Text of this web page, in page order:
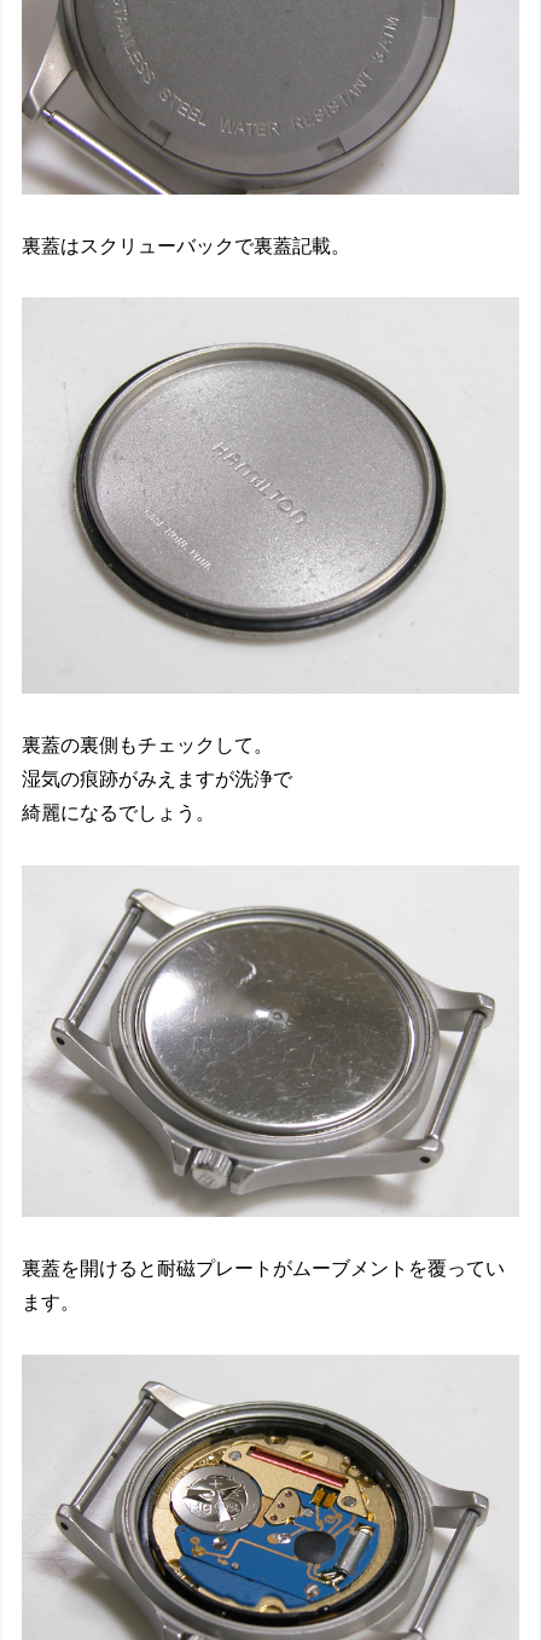
裏蓋はスクリューバックで裏蓋記載。
裏蓋の裏側もチェックして。
湿気の痕跡がみえますが洗浄で
綺麗になるでしょう。
裏蓋を開けると耐磁プレートがムーブメントを覆ってい
ます。